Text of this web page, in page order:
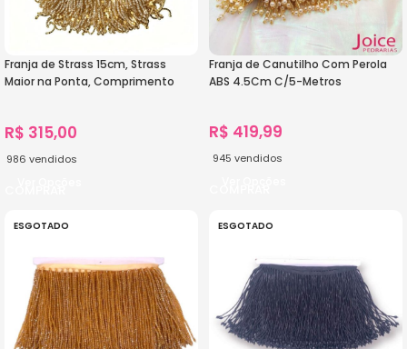
Franja de Strass 15cm, Strass
Maior na Ponta, Comprimento
R$ 315,00
986 vendidos
Franja de Canutilho Com Perola
ABS 4.5Cm C/5-Metros
R$ 419,99
945 vendidos
ESGOTADO ESGOTADO